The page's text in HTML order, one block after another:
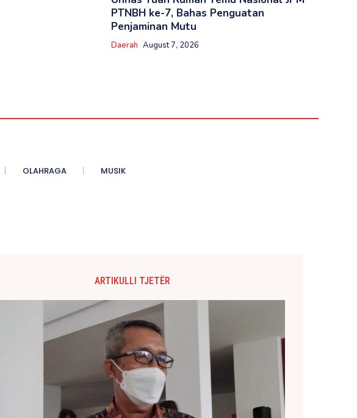
PTNBH ke-7, Bahas Penguatan
Penjaminan Mutu
Daerah August 7, 2026
OLAHRAGA MUSIK
ARTIKULLI TJETËR